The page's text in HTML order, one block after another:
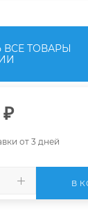
ВСЕ ТОВАРЫ
₽
от 3 дней
В